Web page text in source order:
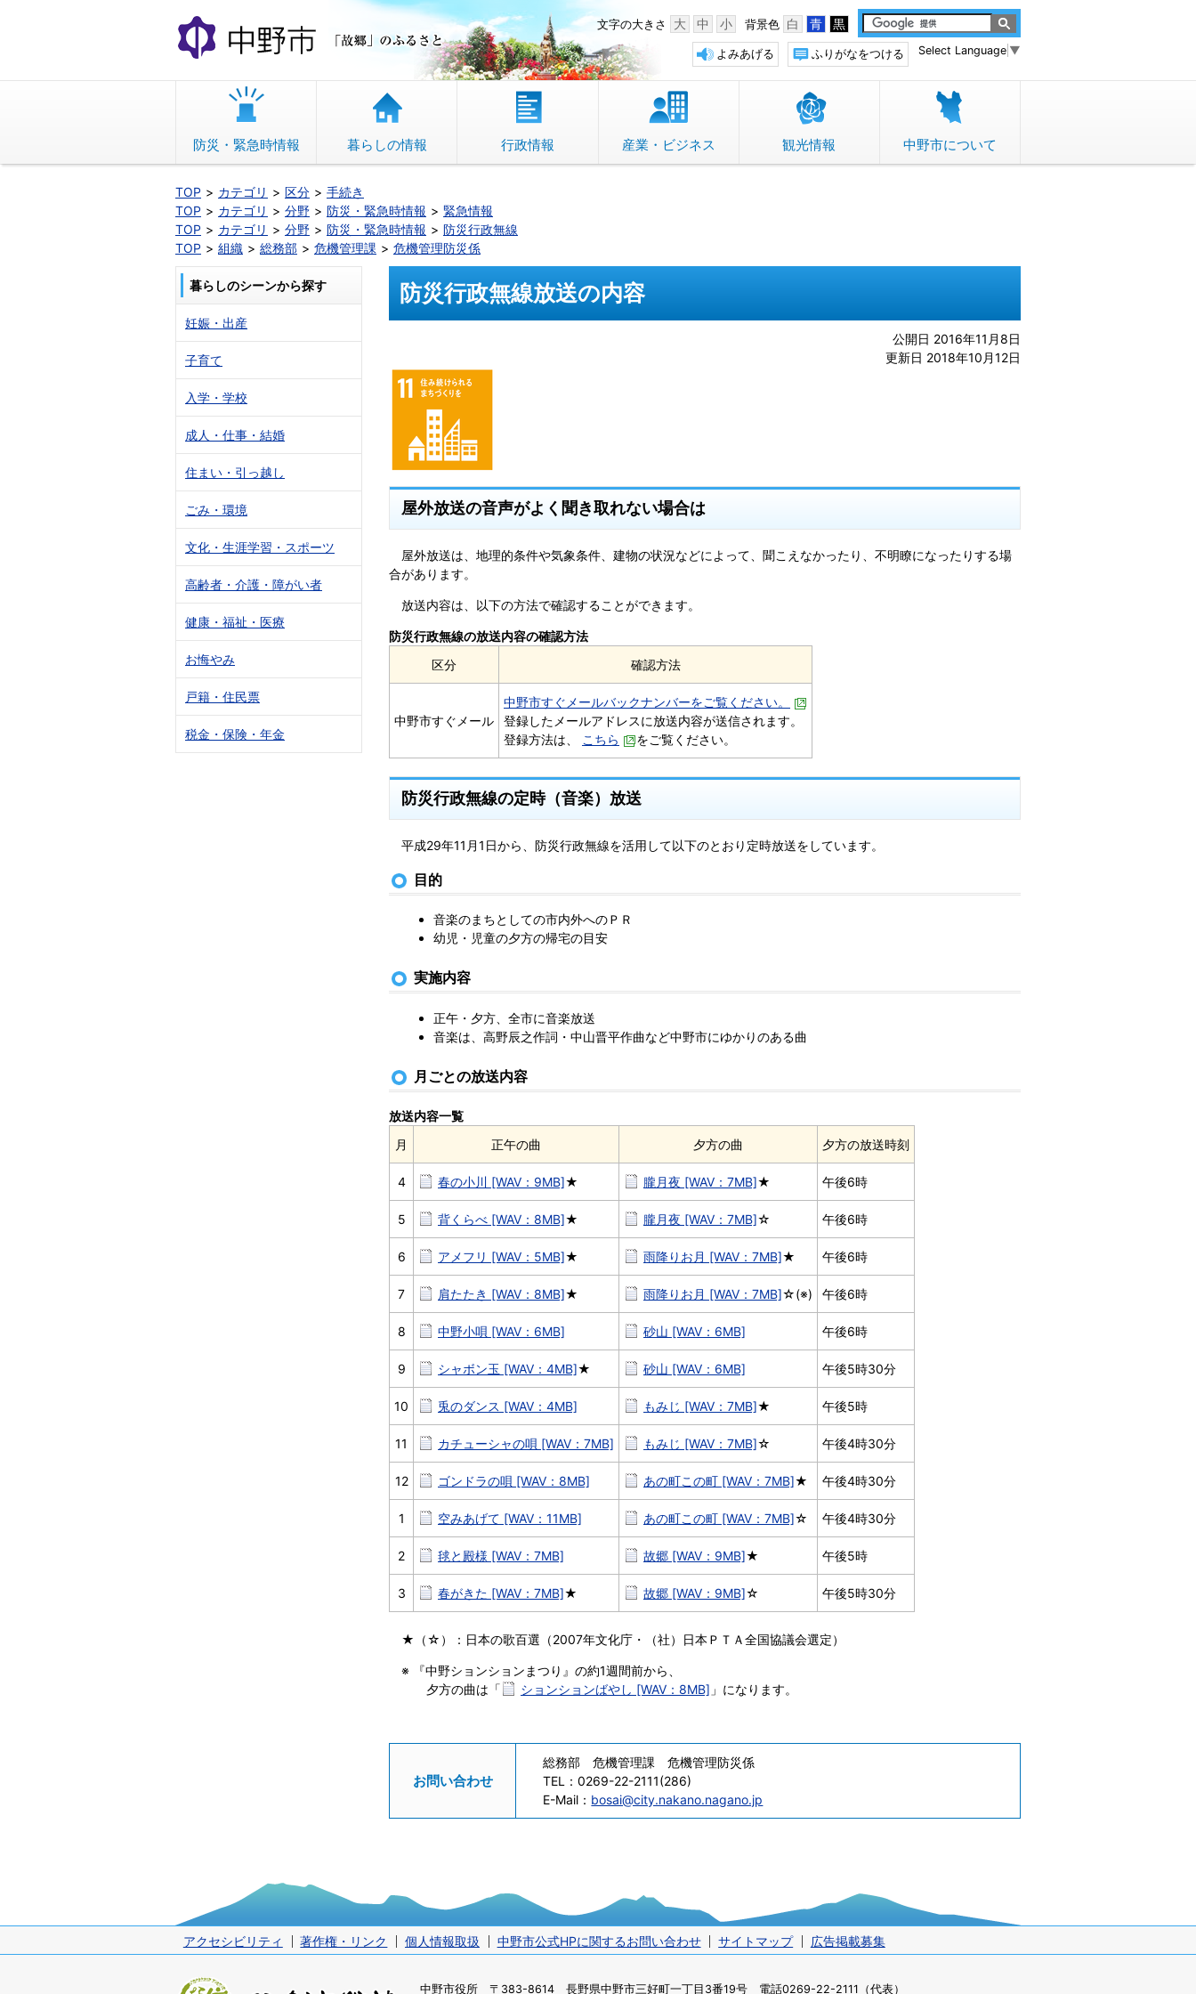
文
へ
動
中野市 「故郷」のふるさと 背景色 白 青 黒
文字の大きさ 大 中 小
Select Language ▼
ふりがなをつける
よみあげる
防災・緊急時情報 暮らしの情報 行政情報 産業・ビジネス 観光情報 中野市について
TOP カテゴリ 区分
手続き
TOP
カテゴリ 分野 防災・緊急時情報
緊急情報
TOP
カテゴリ 分野 防災・緊急時情報
防災行政無線
TOP
組織 総務部 危機管理課 危機管理防災係
防災行政無線放送の内容
公開日 2016年11月8日
更新日 2018年10月12日
屋外放送の音声がよく聞き取れない場合は
屋外放送は、地理的条件や気象条件、建物の状況などによって、聞こえなかったり、不明瞭になったりする場
合があります。
放送内容は、以下の方法で確認することができます。
区分 確認方法
防災行政無線の放送内容の確認方法
中野市すぐメール
中野市すぐメールバックナンバーをご覧ください。
登録したメールアドレスに放送内容が送信されます。
登録方法は、
こちら をご覧ください。
防災行政無線の定時（音楽）放送
平成29年11月1日から、防災行政無線を活用して以下のとおり定時放送をしています。
目的
音楽のまちとしての市内外へのＰＲ
幼児・児童の夕方の帰宅の目安
実施内容
正午・夕方、全市に音楽放送
音楽は、高野辰之作詞・中山晋平作曲など中野市にゆかりのある曲
月ごとの放送内容
放送内容一覧
月
正午の曲 夕方の曲 夕方の放送時刻
4 春の小川 [WAV：9MB]★ 朧月夜 [WAV：7MB]★ 午後6時
5 背くらべ [WAV：8MB]★ 朧月夜 [WAV：7MB]☆ 午後6時
6 アメフリ [WAV：5MB]★ 雨降りお月 [WAV：7MB]★ 午後6時
7 肩たたき [WAV：8MB]★ 雨降りお月 [WAV：7MB]☆(※) 午後6時
8 中野小唄 [WAV：6MB] 砂山 [WAV：6MB] 午後6時
9 シャボン玉 [WAV：4MB]★ 砂山 [WAV：6MB] 午後5時30分
10 兎のダンス [WAV：4MB] もみじ [WAV：7MB]★ 午後5時
11 カチューシャの唄 [WAV：7MB] もみじ [WAV：7MB]☆ 午後4時30分
12 ゴンドラの唄 [WAV：8MB] あの町この町 [WAV：7MB]★ 午後4時30分
1 空みあげて [WAV：11MB] あの町この町 [WAV：7MB]☆ 午後4時30分
2 毬と殿様 [WAV：7MB] 故郷 [WAV：9MB]★ 午後5時
3 春がきた [WAV：7MB]★ 故郷 [WAV：9MB]☆ 午後5時30分
★（☆）：日本の歌百選（2007年文化庁・（社）日本ＰＴＡ全国協議会選定）
※ 『中野ションションまつり』の約1週間前から、
夕方の曲は「
ションションばやし [WAV：8MB] 」になります。
お問い合わせ
総務部 危機管理課 危機管理防災係
TEL：0269-22-2111(286)
E-Mail： bosai@city.nakano.nagano.jp
暮らしのシーンから探す
妊娠・出産
子育て
入学・学校
成人・仕事・結婚
住まい・引っ越し
ごみ・環境
文化・生涯学習・スポーツ
高齢者・介護・障がい者
健康・福祉・医療
お悔やみ
戸籍・住民票
税金・保険・年金
アクセシビリティ 著作権・リンク 個人情報取扱 中野市公式HPに関するお問い合わせ サイトマップ 広告掲載募集
中野市役所 〒383-8614 長野県中野市三好町一丁目3番19号 電話0269-22-2111（代表）